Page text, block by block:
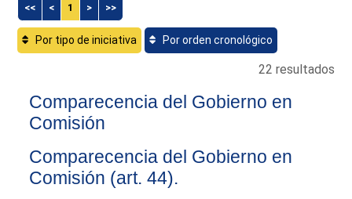
<< < 1 > >>
Por tipo de iniciativa Por orden cronológico
22 resultados
Comparecencia del Gobierno en
Comisión
Comparecencia del Gobierno en
Comisión (art. 44).